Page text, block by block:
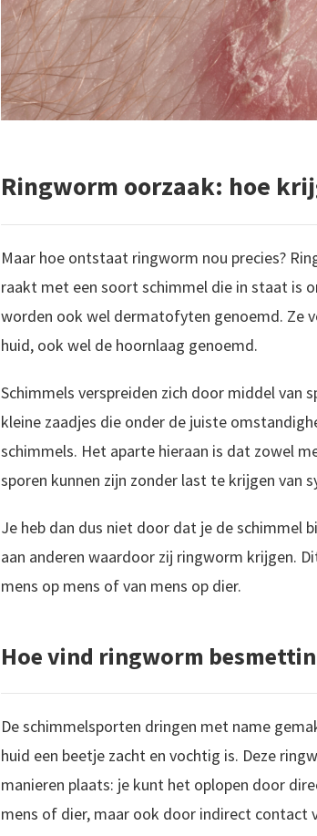
Ringworm oorzaak: hoe
Maar hoe ontstaat ringworm nou precies?
raakt met een soort schimmel die in staat is
worden ook wel dermatofyten genoemd. Ze
huid, ook wel de hoornlaag genoemd.
Schimmels verspreiden zich door middel van
kleine zaadjes die onder de juiste
schimmels. Het aparte hieraan is dat zowel
sporen kunnen zijn zonder last te krijgen van
Je heb dan dus niet door dat je de schimmel
aan anderen waardoor zij ringworm krijgen.
mens op mens of van mens op dier.
Hoe vind ringworm
De schimmelsporten dringen met name
huid een beetje zacht en vochtig is. Deze
manieren plaats: je kunt het oplopen door
mens of dier, maar ook door indirect contact